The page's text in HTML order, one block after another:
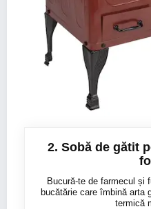
2. Sobă de gătit
Bucură-te de farmecul și
bucătărie care îmbină arta
termică